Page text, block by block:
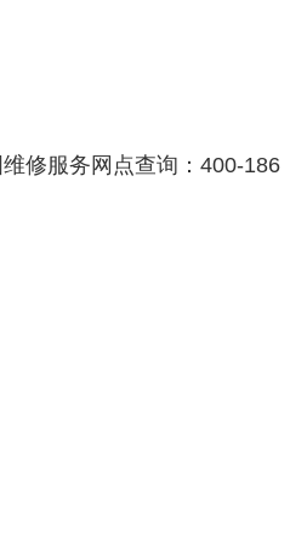
修服务网点查询：400-186